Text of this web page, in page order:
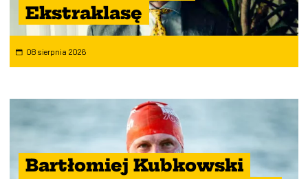
Ekstraklasę
08 sierpnia 2026
Bartłomiej Kubkowski